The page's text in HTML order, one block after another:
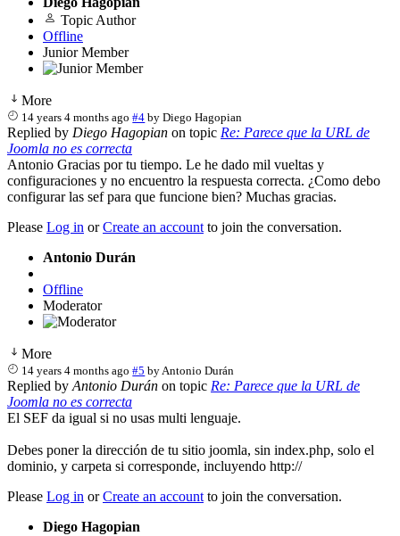
Topic Author
Offline
Junior Member
More
14 years 4 months ago #4 byDiego Hagopian
Replied by Diego Hagopian on topic Re: Parece que la URL de
Joomla no es correcta
Antonio Gracias por tu tiempo. Le he dado mil vueltas y
configuraciones y no encuentro la respuesta correcta. ¿Como debo
configurar las sef para que funcione bien? Muchas gracias.
Please Log in orCreate an account to join the conversation.
Antonio Durán
Offline
Moderator
More
14 years 4 months ago #5 byAntonio Durán
Replied by Antonio Durán on topic Re: Parece que la URL de
Joomla no es correcta
El SEF da igual si no usas multi lenguaje.
Debes poner la dirección de tu sitio joomla, sin index.php, solo el
dominio, y carpeta si corresponde, incluyendo http://
Please Log in orCreate an account to join the conversation.
Diego Hagopian